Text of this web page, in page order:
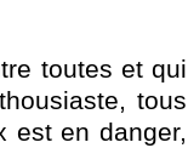
toutes et qui
tous
est en danger,